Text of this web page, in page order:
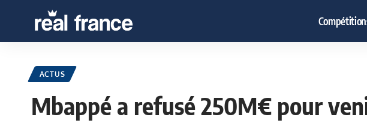
ACTUS
Mbappé a refusé 250M€ pour